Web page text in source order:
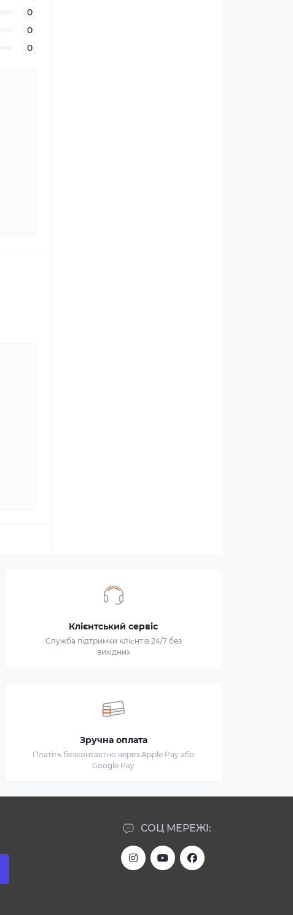
0
0
0
Клієнтський сервіс
Служба підтримки клієнтів 24/7 без
вихідних
Зручна оплата
Платіть безконтактно через Apple Pay або
Google Pay
СОЦ МЕРЕЖІ: